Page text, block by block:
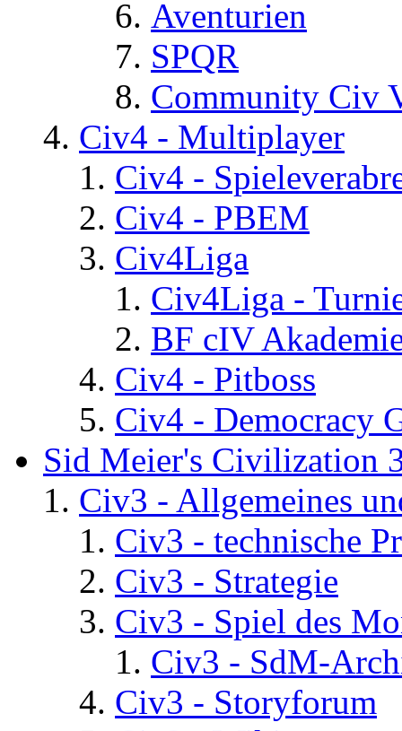
Aventurien
SPQR
Community Civ
Civ4 - Multiplayer
Civ4 -
Civ4 - PBEM
Civ4Liga
Civ4Liga -
BF cIV
Civ4 - Pitboss
Civ4 - Democracy
Sid Meier's Civilization
Civ3 - Allgemeines
Civ3 - technische
Civ3 - Strategie
Civ3 - Spiel des
Civ3 - SdM-
Civ3 - Storyforum